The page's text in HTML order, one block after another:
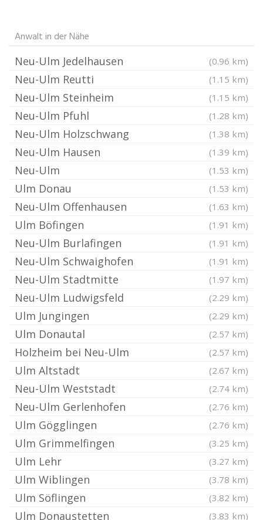
Anwalt in der Nähe
Neu-Ulm Jedelhausen (0.96 km)
Neu-Ulm Reutti (1.15 km)
Neu-Ulm Steinheim (1.15 km)
Neu-Ulm Pfuhl (1.28 km)
Neu-Ulm Holzschwang (1.38 km)
Neu-Ulm Hausen (1.39 km)
Neu-Ulm (1.53 km)
Ulm Donau (1.53 km)
Neu-Ulm Offenhausen (1.63 km)
Ulm Böfingen (1.91 km)
Neu-Ulm Burlafingen (1.91 km)
Neu-Ulm Schwaighofen (1.91 km)
Neu-Ulm Stadtmitte (1.97 km)
Neu-Ulm Ludwigsfeld (2.29 km)
Ulm Jungingen (2.29 km)
Ulm Donautal (2.57 km)
Holzheim bei Neu-Ulm (2.57 km)
Ulm Altstadt (2.67 km)
Neu-Ulm Weststadt (2.74 km)
Neu-Ulm Gerlenhofen (2.76 km)
Ulm Gögglingen (2.76 km)
Ulm Grimmelfingen (3.25 km)
Ulm Lehr (3.27 km)
Ulm Wiblingen (3.78 km)
Ulm Söflingen (3.82 km)
Ulm Donaustetten (3.83 km)